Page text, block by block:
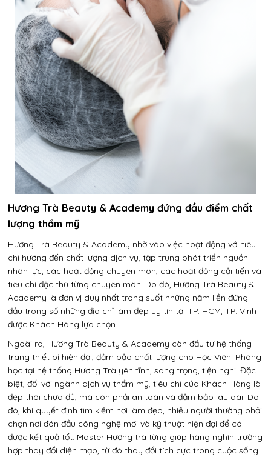
Hương Trà Beauty & Academy đứng đầu điểm chất
lượng thẩm mỹ
Hương Trà Beauty & Academy nhờ vào việc hoạt động với tiêu
chí hướng đến chất lượng dịch vụ, tập trung phát triển nguồn
nhân lực, các hoạt động chuyên môn, các hoạt động cải tiến và
tiêu chí đặc thù từng chuyên môn. Do đó, Hương Trà Beauty &
Academy là đơn vị duy nhất trong suốt những năm liền đứng
đầu trong số những địa chỉ làm đẹp uy tín tại TP. HCM, TP. Vinh
được Khách Hàng lựa chọn.
Ngoài ra, Hương Trà Beauty & Academy còn đầu tư hệ thống
trang thiết bị hiện đại, đảm bảo chất lượng cho Học Viên. Phòng
học tại hệ thống Hương Trà yên tĩnh, sang trọng, tiện nghi. Đặc
biệt, đối với ngành dịch vụ thẩm mỹ, tiêu chí của Khách Hàng là
đẹp thôi chưa đủ, mà còn phải an toàn và đảm bảo lâu dài. Do
đó, khi quyết định tìm kiếm nơi làm đẹp, nhiều người thường phải
chọn nơi đón đầu công nghệ mới và kỹ thuật hiện đại để có
được kết quả tốt. Master Hương trà từng giúp hàng nghìn trường
hợp thay đổi diện mạo, từ đó thay đổi tích cực trong cuộc sống.
Gửi